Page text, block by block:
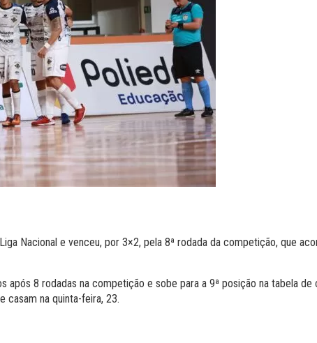
Nacional e venceu, por 3×2, pela 8ª rodada da competição, que
após 8 rodadas na competição e sobe para a 9ª posição na tabela
casam na quinta-feira, 23.